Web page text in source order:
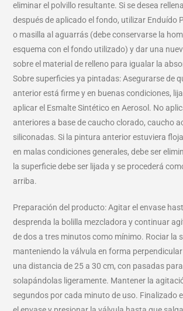
eliminar el polvillo resultante. Si se desea
después de aplicado el fondo, utilizar Enduído
o masilla al aguarrás (debe conservarse la
esquema con el fondo utilizado) y dar una
sobre el material de relleno para igualar la
Sobre superficies ya pintadas: Asegurarse de
anterior está firme y en buenas condiciones,
aplicar el Esmalte Sintético en Aerosol. No
anteriores a base de caucho clorado, caucho
siliconadas. Si la pintura anterior estuviera
en malas condiciones generales, debe ser
la superficie debe ser lijada y se procederá
arriba.
Preparación del producto: Agitar el envase
desprenda la bolilla mezcladora y continuar
de dos a tres minutos como mínimo. Rociar la
manteniendo la válvula en forma
una distancia de 25 a 30 cm, con pasadas
solapándolas ligeramente. Mantener la
segundos por cada minuto de uso. Finalizado